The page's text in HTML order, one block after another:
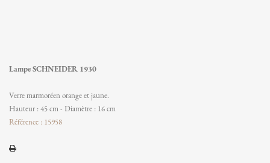
Lampe SCHNEIDER 1930
Verre marmoréen orange et jaune.
Hauteur : 45 cm - Diamètre : 16 cm
Référence : 15958